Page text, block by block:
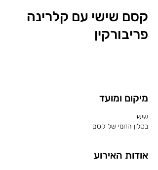
קסם שישי עם קלרינה
פריבורקין
מיקום ומועד
שישי
בסלון הזומי של קסם
אודות האירוע